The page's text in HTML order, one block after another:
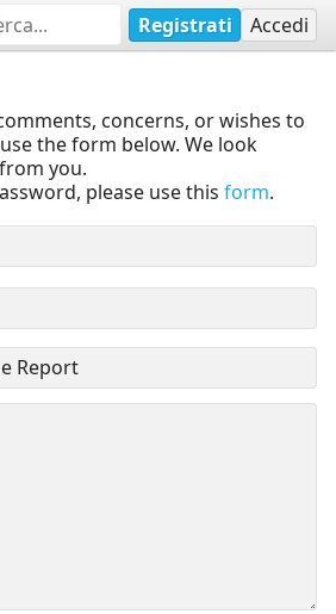
Registrati Accedi
concerns, or wishes to
the form below. We look
you.
please use this form.